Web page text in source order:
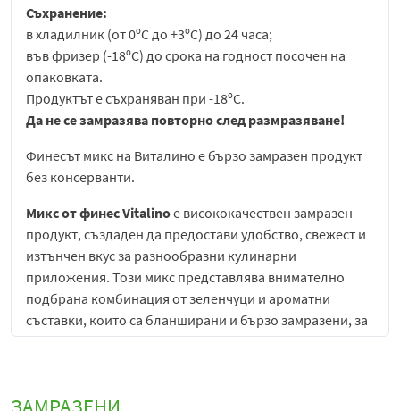
Съхранение:
в хладилник (от 0ºС до +3ºС) до 24 часа;
във фризер (-18ºС) до срока на годност посочен на
опаковката.
Продуктът е съхраняван при -18ºС.
Да не се замразява повторно след размразяване!
Финесът микс на Виталино е бързо замразен продукт
без консерванти.
Микс от финес Vitalinoе висококачествен замразен
продукт, създаден да предостави удобство, свежест и
изтънчен вкус за разнообразни кулинарни
приложения. Този микс представлява внимателно
подбрана комбинация от зеленчуци и ароматни
съставки, които са бланширани и бързо замразени, за
да се запазят естественият вкус, текстура и хранителни
Основната характеристика на